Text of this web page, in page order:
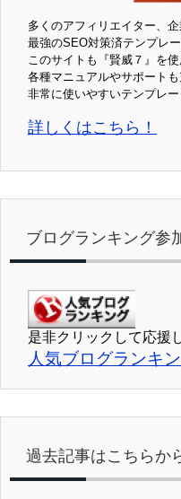
多くのアフィリエイター、
最強のSEO対策済テンプレー
このサイトも『賢威７』を使
各種マニュアルやサポートも
非常に使いやすいテンプレー
詳しくはこちら！
ブログランキング参
是非クリックして応援
人気ブログランキ
過去記事はこちらか